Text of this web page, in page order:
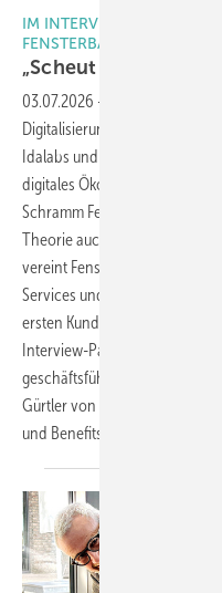
IM INTERVIEW MIT
FENSTERBAU UND IDALABS
„Scheut euch nicht
03.07.2026 -
Digitalisierung im Fensterbau
Idalabs und Rehau Window
digitales Ökosystem speziell
Schramm Fensterbau als
Theorie auch in der Praxis
vereint Fensterbausoftware
Services und Tools. So wird
ersten Kundenkontakt bis zur
Interview-Partner Peter
geschäftsführender
Gürtler von Idalabs erläutern
und Benefits.